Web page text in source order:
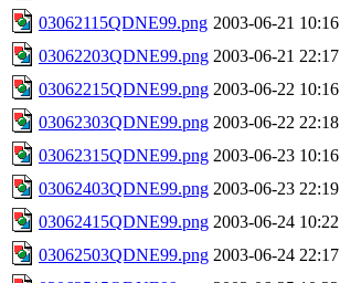
03062115QDNE99.png 2003-06-21 10:16
03062203QDNE99.png 2003-06-21 22:17
03062215QDNE99.png 2003-06-22 10:16
03062303QDNE99.png 2003-06-22 22:18
03062315QDNE99.png 2003-06-23 10:16
03062403QDNE99.png 2003-06-23 22:19
03062415QDNE99.png 2003-06-24 10:22
03062503QDNE99.png 2003-06-24 22:17